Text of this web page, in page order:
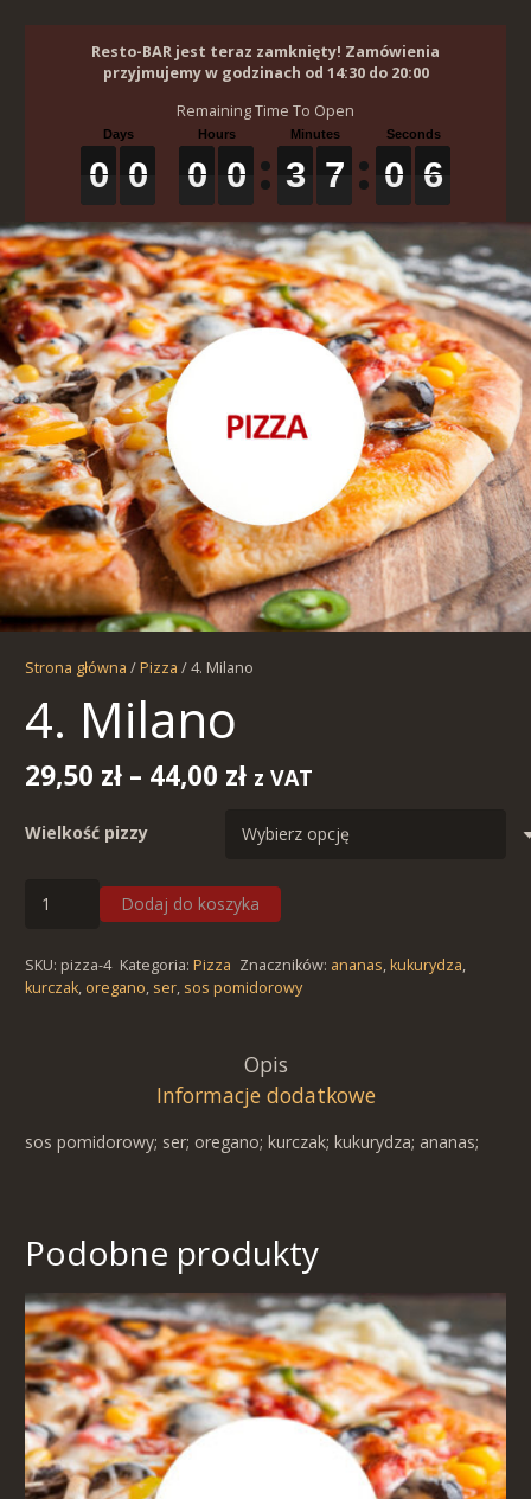
Resto-BAR jest teraz zamknięty! Zamówienia
przyjmujemy w godzinach od 14:30 do 20:00
Remaining Time To Open
0
0
0
0 0
0
0
0 0
0
0
0 0
0
0
0 3
3
3
3 7
7
7
7 0
0
0
0 5
5
5
5
Strona główna /Pizza / 4. Milano
4. Milano
29,50 zł – 44,00 złZakres
od
do
44,00 zł
z VAT
Wielkość pizzy
Dodaj do koszyka
SKU: pizza-4 Kategoria:Pizza Znaczników: ananas,kukurydza,
kurczak, oregano, ser, sos pomidorowy
Opis
Informacje dodatkowe
sos pomidorowy; ser; oregano; kurczak; kukurydza; ananas;
Podobne produkty